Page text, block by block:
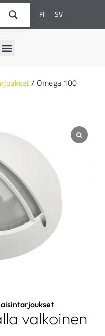
FI SV
/ Omega 100
valkoinen